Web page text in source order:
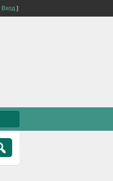
Вход ]